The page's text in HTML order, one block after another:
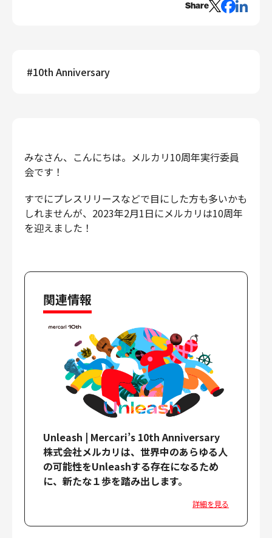
セキュリティエンジニアリング
プロダクト・ビジネス
営業
マーケティング・PR
データアナリティクス
プロダクトデザイン
内部監査・リスク
法務
セキュリティ・プライバシー
募集中の求人一覧
Share
#10th Anniversary
みなさん、こんにちは。メルカリ10周年実行委員
会です！
すでにプレスリリースなどで目にした方も多いかも
しれませんが、2023年2月1日にメルカリは10周年
を迎えました！
関連情報
Unleash | Mercari’s 10th Anniversary
株式会社メルカリは、世界中のあらゆる人
の可能性をUnleashする存在になるため
に、新たな１歩を踏み出します。
詳細を見る